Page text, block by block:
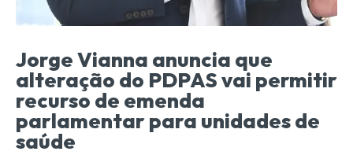
Jorge Vianna anuncia que
alteração do PDPAS vai permitir
recurso de emenda
parlamentar para unidades de
saúde